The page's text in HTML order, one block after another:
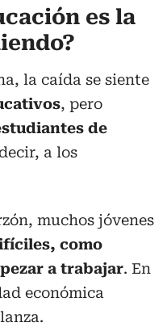
es la
la caída se siente
, pero
de
a los
muchos jóvenes
como
a trabajar. En
económica